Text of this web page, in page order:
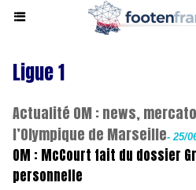
Ligue 1
Actualité OM : news,
l’Olympique de Marseille- 25/
OM : McCourt fait du dossier
personnelle